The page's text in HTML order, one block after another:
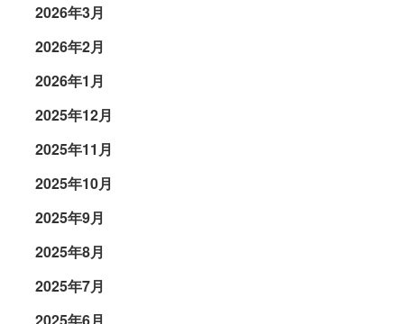
2026年3月
2026年2月
2026年1月
2025年12月
2025年11月
2025年10月
2025年9月
2025年8月
2025年7月
2025年6月